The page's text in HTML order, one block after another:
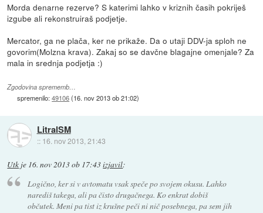
Morda denarne rezerve? S katerimi lahko v kriznih časih pokriješ
izgube ali rekonstruiraš podjetje.
Mercator, ga ne plača, ker ne prikaže. Da o utaji DDV-ja sploh ne
govorim(Molzna krava). Zakaj so se davčne blagajne omenjale? Za
mala in srednja podjetja :)
Zgodovina sprememb…
spremenilo:49106(16. nov 2013 ob 21:02)
LitralSM
:: 16. nov 2013, 21:43
Utk je 16. nov 2013 ob 17:43izjavil:
Logično, ker si v avtomatu vsak speče po svojem okusu. Lahko
narediš takega, ali pa čisto drugačnega. Ko enkrat dobiš
občutek. Meni pa tist iz krušne peči ni nič posebnega, pa sem jih